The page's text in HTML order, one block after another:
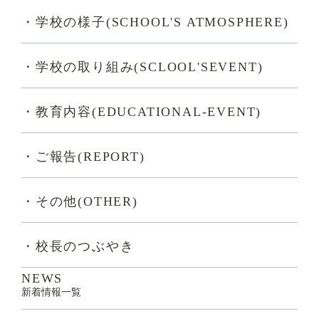
・学校の様子(SCHOOL'S ATMOSPHERE)
・学校の取り組み(SCLOOL'SEVENT)
・教育内容(EDUCATIONAL-EVENT)
・ご報告(REPORT)
・その他(OTHER)
・校長のつぶやき
NEWS
新着情報一覧